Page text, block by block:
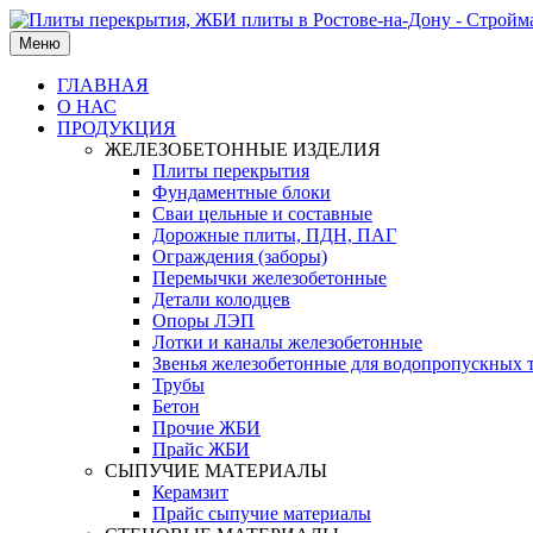
Меню
ГЛАВНАЯ
О НАС
ПРОДУКЦИЯ
ЖЕЛЕЗОБЕТОННЫЕ ИЗДЕЛИЯ
Плиты перекрытия
Фундаментные блоки
Сваи цельные и составные
Дорожные плиты, ПДН, ПАГ
Ограждения (заборы)
Перемычки железобетонные
Детали колодцев
Опоры ЛЭП
Лотки и каналы железобетонные
Звенья железобетонные для водопропускных
Трубы
Бетон
Прочие ЖБИ
Прайс ЖБИ
СЫПУЧИЕ МАТЕРИАЛЫ
Керамзит
Прайс сыпучие материалы